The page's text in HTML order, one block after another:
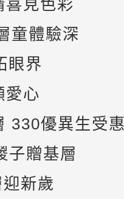
喜見色彩
童體驗深
眼界
愛心
330優異生受
子贈基層
新歲